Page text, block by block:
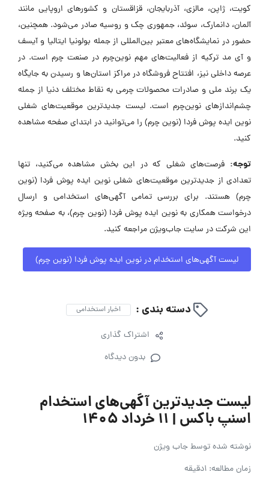
کویت، ژاپن، مالزی، آذربایجان، قزاقستان و کشورهای اروپایی مانند
آلمان، دانمارک، سوئد، جمهوری چک و روسیه صادر می‌شود. همچنین،
حضور در نمایشگاه‌های معتبر بین‌المللی از جمله بولونیا ایتالیا و آیسف
و آی مد ترکیه از فعالیت‌های مهم نوین‌چرم در صنعت چرم است. در
عرصه داخلی نیز، افتتاح فروشگاه در مراکز استان‌ها و رسیدن به جایگاه
یک برند ملی و صادرات محصولات چرمی به نقاط مختلف دنیا از جمله
چشم‌اندازهای نوین‌چرم است. لیست جدیدترین موقعیت‌های شغلی
نوین ایده پوش فردا (نوین چرم) را می‌توانید در ابتدای صفحه مشاهده
کنید.
توجه: فرصت‌های شغلی که در این بخش مشاهده می‌کنید، تنها
تعدادی از جدیدترین موقعیت‌های شغلی نوین ایده پوش فردا (نوین
چرم) هستند. برای بررسی تمامی آگهی‌های استخدامی و ارسال
درخواست همکاری به نوین ایده پوش فردا (نوین چرم)، به صفحه ویژه
این شرکت در سایت جاب‌ویژن مراجعه کنید.
لیست آگهی‌های استخدام در نوین ایده پوش فردا (نوین چرم)
دسته بندی : اخبار استخدامی
اشتراک گذاری
بدون دیدگاه
لیست جدیدترین آگهی‌های استخدام
اسنپ باکس | ۱۱ خرداد ۱۴۰۵
نوشته شده توسطجاب ویژن
زمان مطالعه: 1دقیقه